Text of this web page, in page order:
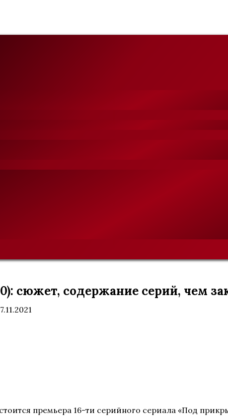
сюжет, содержание серий, чем
премьера 16-ти серийного сериала «Под